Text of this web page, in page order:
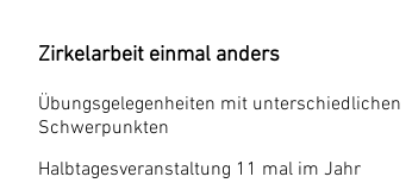
Zirkelarbeit einmal anders
Übungsgelegenheiten mit unterschiedlichen
Schwerpunkten
Halbtagesveranstaltung 11 mal im Jahr